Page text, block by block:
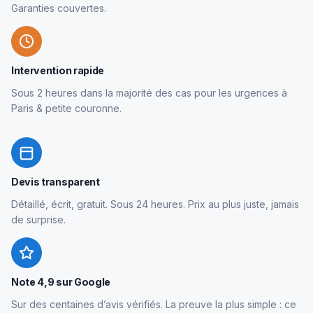
Garanties couvertes.
Intervention rapide
Sous 2 heures dans la majorité des cas pour les urgences à
Paris & petite couronne.
Devis transparent
Détaillé, écrit, gratuit. Sous 24 heures. Prix au plus juste, jamais
de surprise.
Note 4,9 sur Google
Sur des centaines d’avis vérifiés. La preuve la plus simple : ce